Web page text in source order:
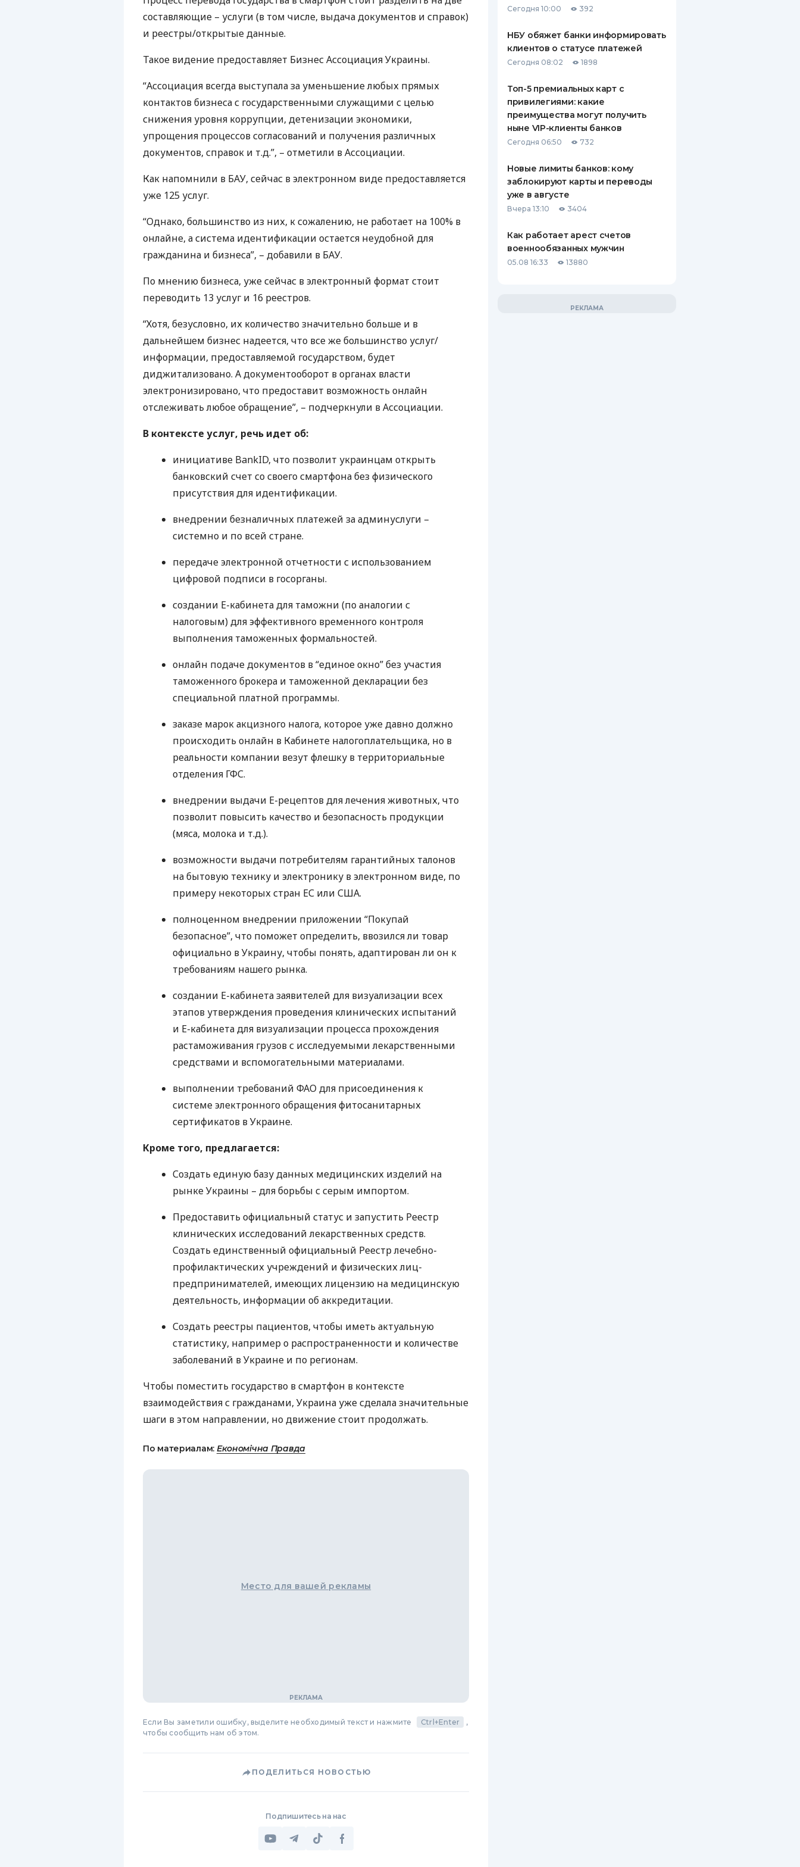
ЕЖЕМЕСЯЧНЫЙ ОБЗОР
БАНКОВСКИМ КАРТАМ
СТРАХОВАНИЮ
ВСЕ СТРАХОВЫЕ ПОЛИСЫ
ОТЗЫВЫ О СТРАХОВЫХ
КОМПАНИЯХ
составляющие – услуги (в том числе, выдача документов и справок)
и реестры/открытые данные.
Такое видение предоставляет Бизнес Ассоциация Украины.
“Ассоциация всегда выступала за уменьшение любых прямых
контактов бизнеса с государственными служащими с целью
снижения уровня коррупции, детенизации экономики,
упрощения процессов согласований и получения различных
документов, справок и т.д.”, – отметили в Ассоциации.
Как напомнили в БАУ, сейчас в электронном виде предоставляется
уже 125 услуг.
“Однако, большинство из них, к сожалению, не работает на 100% в
онлайне, а система идентификации остается неудобной для
гражданина и бизнеса”, – добавили в БАУ.
По мнению бизнеса, уже сейчас в электронный формат стоит
переводить 13 услуг и 16 реестров.
“Хотя, безусловно, их количество значительно больше и в
дальнейшем бизнес надеется, что все же большинство услуг/
информации, предоставляемой государством, будет
диджитализовано. А документооборот в органах власти
электронизировано, что предоставит возможность онлайн
отслеживать любое обращение”, – подчеркнули в Ассоциации.
В контексте услуг, речь идет об:
инициативе BankID, что позволит украинцам открыть
банковский счет со своего смартфона без физического
присутствия для идентификации.
внедрении безналичных платежей за админуслуги –
системно и по всей стране.
передаче электронной отчетности с использованием
цифровой подписи в госорганы.
создании Е-кабинета для таможни (по аналогии с
налоговым) для эффективного временного контроля
выполнения таможенных формальностей.
онлайн подаче документов в “единое окно” без участия
таможенного брокера и таможенной декларации без
специальной платной программы.
заказе марок акцизного налога, которое уже давно должно
происходить онлайн в Кабинете налогоплательщика, но в
реальности компании везут флешку в территориальные
отделения ГФС.
внедрении выдачи Е-рецептов для лечения животных, что
позволит повысить качество и безопасность продукции
(мяса, молока и т.д.).
возможности выдачи потребителям гарантийных талонов
на бытовую технику и электронику в электронном виде, по
примеру некоторых стран ЕС или США.
полноценном внедрении приложении “Покупай
безопасное”, что поможет определить, ввозился ли товар
официально в Украину, чтобы понять, адаптирован ли он к
требованиям нашего рынка.
создании Е-кабинета заявителей для визуализации всех
этапов утверждения проведения клинических испытаний
и Е-кабинета для визуализации процесса прохождения
растаможивания грузов с исследуемыми лекарственными
средствами и вспомогательными материалами.
выполнении требований ФАО для присоединения к
системе электронного обращения фитосанитарных
сертификатов в Украине.
Кроме того, предлагается:
Создать единую базу данных медицинских изделий на
рынке Украины – для борьбы с серым импортом.
Предоставить официальный статус и запустить Реестр
клинических исследований лекарственных средств.
Создать единственный официальный Реестр лечебно-
профилактических учреждений и физических лиц-
предпринимателей, имеющих лицензию на медицинскую
деятельность, информации об аккредитации.
Создать реестры пациентов, чтобы иметь актуальную
статистику, например о распространенности и количестве
заболеваний в Украине и по регионам.
Чтобы поместить государство в смартфон в контексте
взаимодействия с гражданами, Украина уже сделала значительные
шаги в этом направлении, но движение стоит продолжать.
По материалам: Економічна Правда
Место для вашей рекламы
Если Вы заметили ошибку, выделите необходимый текст и нажмите Ctrl+Enter
,
чтобы сообщить нам об этом.
ПОДЕЛИТЬСЯ НОВОСТЬЮ
Подпишитесь на нас
Сегодня 10:00 392
НБУ обяжет банки информировать
клиентов о статусе платежей
Сегодня 08:02 1898
Топ-5 премиальных карт с
привилегиями: какие
преимущества могут получить
ныне VIP-клиенты банков
Сегодня 06:50 732
Новые лимиты банков: кому
заблокируют карты и переводы
уже в августе
Вчера 13:10 3404
Как работает арест счетов
военнообязанных мужчин
05.08 16:33 13880